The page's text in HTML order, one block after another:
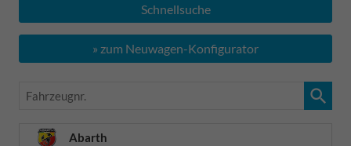
Schnellsuche
» zum Neuwagen-Konfigurator
Fahrzeugnr.
Abarth